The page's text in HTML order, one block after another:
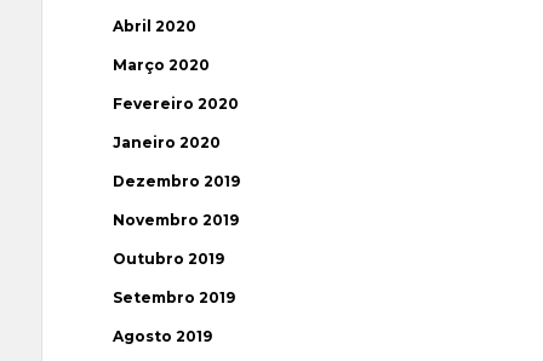
Abril 2020
Março 2020
Fevereiro 2020
Janeiro 2020
Dezembro 2019
Novembro 2019
Outubro 2019
Setembro 2019
Agosto 2019